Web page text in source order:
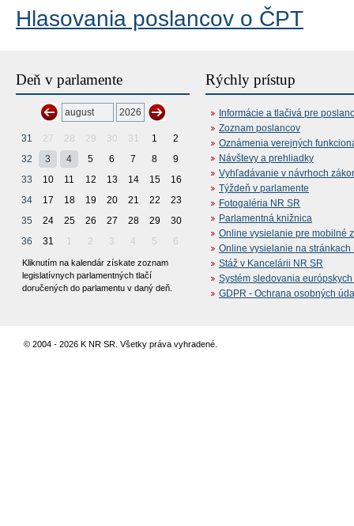
Hlasovania poslancov o ČPT
Deň v parlamente
31 27 28 29 30 31 1
2
32
3 4 5 6 7 8
9
33
10 11 12 13 14 15
16
34
17 18 19 20 21 22
23
35
24 25 26 27 28 29
30
36
31 1 2 3 4 5 6
Kliknutím na kalendár získate zoznam
legislatívnych parlamentných tlačí
doručených do parlamentu v daný deň.
Rýchly prístup
Informácie a tlačivá pre
Zoznam poslancov
Oznámenia verejných
Návštevy a prehliadky
Vyhľadávanie v návrhoch
Týždeň v parlamente
Fotogaléria NR SR
Parlamentná knižnica
Online vysielanie pre mobilné
Online vysielanie na stránkach
Stáž v Kancelárii NR SR
Systém sledovania
GDPR - Ochrana osobných
© 2004 - 2026 K NR SR. Všetky práva vyhradené.